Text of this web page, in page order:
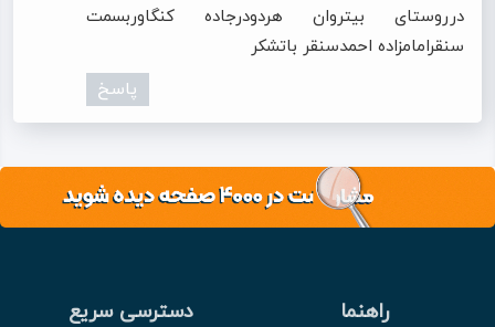
درروستای بیتروان هردودرجاده کنگاوربسمت
سنقرامامزاده احمدسنقر باتشكر
پاسخ
راهنما دسترسی سریع